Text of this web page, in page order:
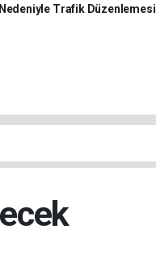
Nedeniyle Trafik Düzenlemesi